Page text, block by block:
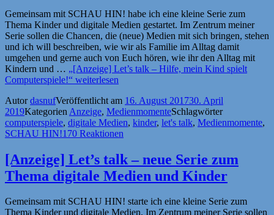
Gemeinsam mit SCHAU HIN! habe ich eine kleine Serie zum
Thema Kinder und digitale Medien gestartet. Im Zentrum meiner
Serie sollen die Chancen, die (neue) Medien mit sich bringen, stehen
und ich will beschreiben, wie wir als Familie im Alltag damit
umgehen und gerne auch von Euch hören, wie ihr den Alltag mit
Kindern und … „[Anzeige] Let’s talk – Hilfe, mein Kind spielt
Computerspiele!“ weiterlesen
AutordasnufVeröffentlicht am 16. August 201730. April
2019Kategorien Anzeige, MedienmomenteSchlagwörter
computerspiele, digitale Medien, kinder, let's talk, Medienmomente,
SCHAU HIN!170 Reaktionen
[Anzeige] Let’s talk – neue Serie zum
Thema digitale Medien und Kinder
Gemeinsam mit SCHAU HIN! starte ich eine kleine Serie zum
Thema Kinder und digitale Medien. Im Zentrum meiner Serie sollen